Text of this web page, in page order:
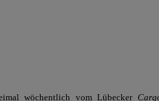
wöchentlich vom Lübecker